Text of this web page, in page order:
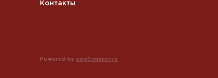
Контакты
Powered by nopCommerce